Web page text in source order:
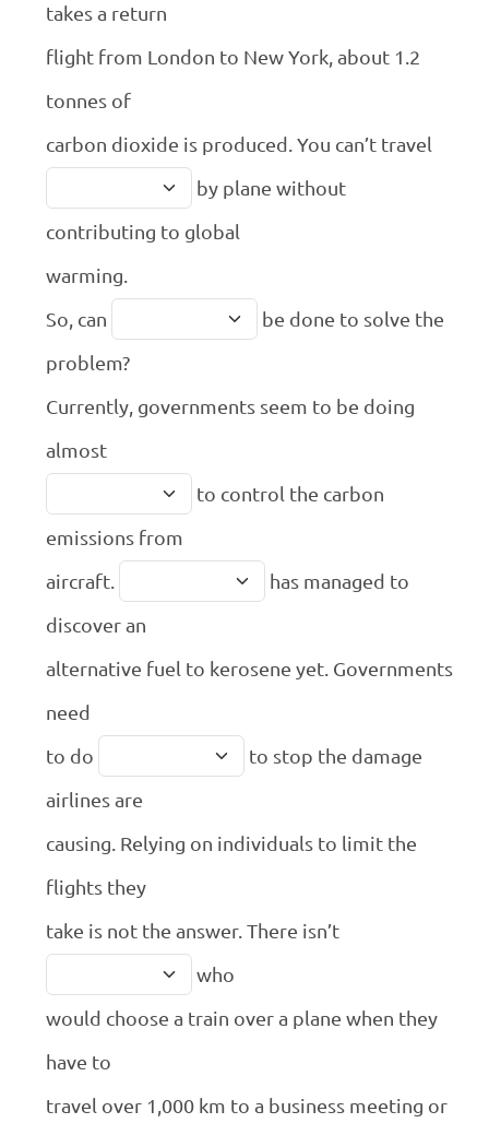
takes a return
flight from London to New York, about 1.2
tonnes of
carbon dioxide is produced. You can’t travel
contributing to global
warming.
So, can
problem?
Currently, governments seem to be doing
almost
emissions from
aircraft.
discover an
alternative fuel to kerosene yet. Governments
need
to do
airlines are
causing. Relying on individuals to limit the
flights they
take is not the answer. There isn’t
who
would choose a train over a plane when they
have to
travel over 1,000 km to a business meeting or